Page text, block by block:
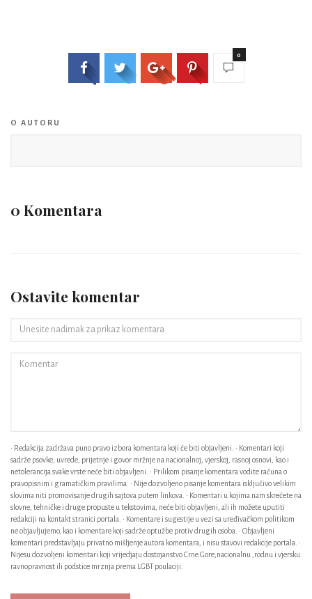
0
O AUTORU
0 Komentara
Ostavite komentar
• Redakcija zadržava puno pravo izbora komentara koji će biti objavljeni. • Komentari koji
sadrže psovke, uvrede, prijetnje i govor mržnje na nacionalnoj, vjerskoj, rasnoj osnovi, kao i
netolerancija svake vrste neće biti objavljeni. • Prilikom pisanje komentara vodite računa o
pravopisnim i gramatičkim pravilima. • Nije dozvoljeno pisanje komentara isključivo velikim
slovima niti promovisanje drugih sajtova putem linkova. • Komentari u kojima nam skrećete na
slovne, tehničke i druge propuste u tekstovima, neće biti objavljeni, ali ih možete uputiti
redakciji na kontakt stranici portala. • Komentare i sugestije u vezi sa uređivačkom politikom
ne objavljujemo, kao i komentare koji sadrže optužbe protiv drugih osoba. • Objavljeni
komentari predstavljaju privatno mišljenje autora komentara, i nisu stavovi redakcije portala. •
Nijesu dozvoljeni komentari koji vrijedjaju dostojanstvo Crne Gore,nacionalnu ,rodnu i vjersku
ravnopravnost ili podstice mrznja prema LGBT poulaciji.